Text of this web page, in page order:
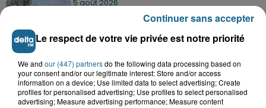
5 août 2026
Berck : une fillette de 5 ans percutée
par une voiture
5 août 2026
Bergues : le feu d'artifice du 15-Août
annulé en raison de la...
Le respect de votre vie privée est notre priorité
We and our (447) partnersdo the following data processing based on
your consent and/or our legitimate interest: Store and/or access
information on a device; Use limited data to select advertising; Create
profiles for personalised advertising; Use profiles to select personalised
advertising; Measure advertising performance; Measure content
Continuer sans accepter